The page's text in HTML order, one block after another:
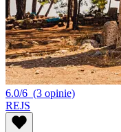
6.0/6 (3 opinie)
REJS